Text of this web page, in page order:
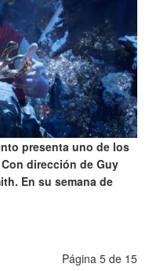
presenta uno de los
dirección de Guy
En su semana de
Página 5 de 15